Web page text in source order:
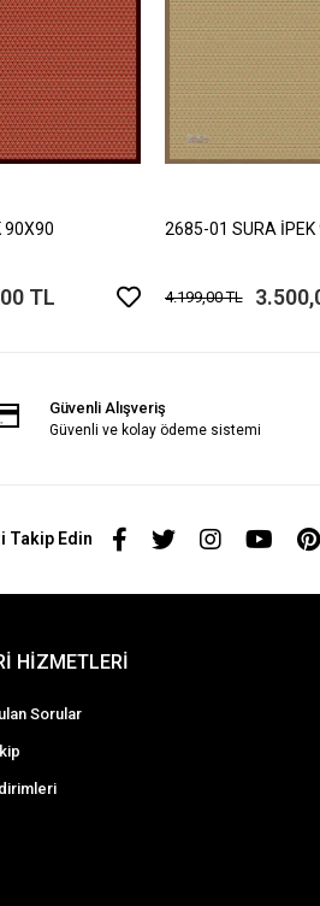
90X90
TL
2685-01 SURA İPEK
4.199,00 TL
Güvenli Alışveriş
Güvenli ve kolay ödeme sistemi
Takip Edin
HİZMETLERİ
Sorular